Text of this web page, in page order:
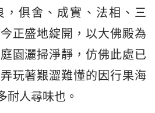
，俱舍、成實、法相、三
正盛地綻開，以大佛殿為
園灑掃淨靜，仿佛此處已
玩著艱澀難懂的因行果海
耐人尋味也。